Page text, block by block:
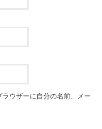
ウザーに自分の名前、メー